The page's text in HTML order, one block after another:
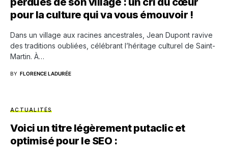
pour la culture qui va vous émouvoir !
Dans un village aux racines ancestrales, Jean Dupont ravive
des traditions oubliées, célébrant l’héritage culturel de Saint-
Martin. À…
BY FLORENCE LADURÉE
ACTUALITÉS
Voici un titre légèrement putaclic et
optimisé pour le SEO :